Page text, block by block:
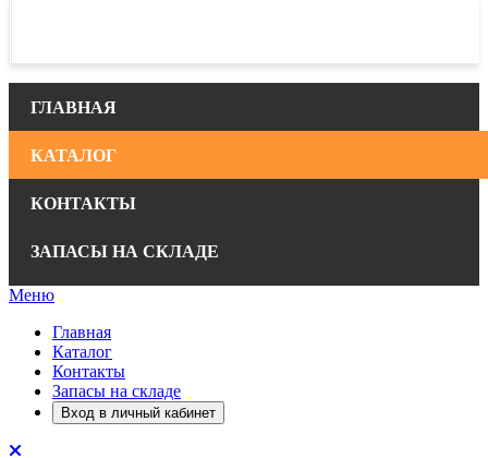
ГЛАВНАЯ
КАТАЛОГ
КОНТАКТЫ
ЗАПАСЫ НА СКЛАДЕ
Меню
Главная
Каталог
Контакты
Запасы на складе
Вход в личный кабинет